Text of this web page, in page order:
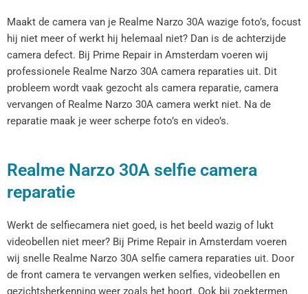
Maakt de camera van je Realme Narzo 30A wazige foto’s, focust
hij niet meer of werkt hij helemaal niet? Dan is de achterzijde
camera defect. Bij Prime Repair in Amsterdam voeren wij
professionele Realme Narzo 30A camera reparaties uit. Dit
probleem wordt vaak gezocht als camera reparatie, camera
vervangen of Realme Narzo 30A camera werkt niet. Na de
reparatie maak je weer scherpe foto’s en video’s.
Realme Narzo 30A selfie camera
reparatie
Werkt de selfiecamera niet goed, is het beeld wazig of lukt
videobellen niet meer? Bij Prime Repair in Amsterdam voeren
wij snelle Realme Narzo 30A selfie camera reparaties uit. Door
de front camera te vervangen werken selfies, videobellen en
gezichtsherkenning weer zoals het hoort. Ook bij zoektermen